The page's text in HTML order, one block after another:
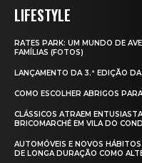
LIFESTYLE
RATES PARK: UM MUNDO DE
FAMÍLIAS (FOTOS)
LANÇAMENTO DA 3.ª EDIÇÃO
COMO ESCOLHER ABRIGOS
CLÁSSICOS ATRAEM
BRICOMARCHÉ EM VILA DO
AUTOMÓVEIS E NOVOS
DE LONGA DURAÇÃO COMO